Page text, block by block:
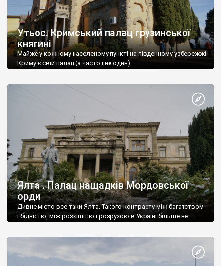
Утьос. Кримський палац грузинської
княгині
Майже у кожному населеному пункті на південному узбережжі
Криму є свій палац (а часто і не один).
Ялта . Палац нащадків Мордовської
орди
Дивне місто все таки Ялта. Такого контрасту між багатством
і бідністю, між розкішшю і розрухою в Україні більше не